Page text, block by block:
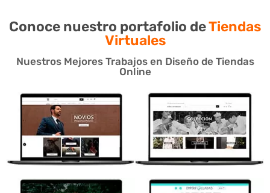
Conoce nuestro portafolio deTiendas
Virtuales
Nuestros Mejores Trabajos en Diseño de Tiendas
Online​